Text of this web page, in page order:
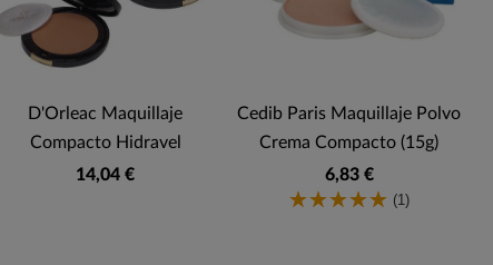
D'Orleac Maquillaje
Compacto Hidravel
14,04 €
Cedib Paris Maquillaje Polvo
Crema Compacto (15g)
6,83 €
(1)